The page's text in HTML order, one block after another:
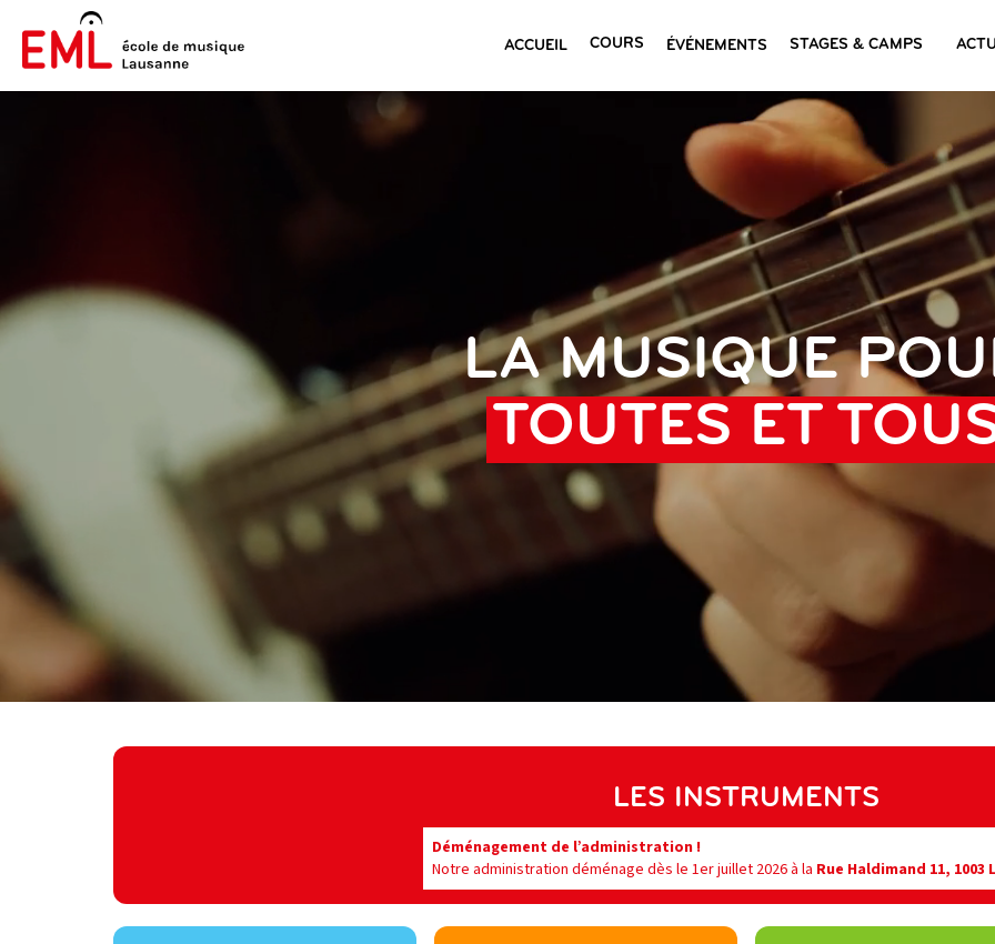
ACCUEIL COURS ÉVÉNEMENTS STAGES & CAMPS
LA MUSIQUE
TOUTES ET
LES INSTRUMENTS
Déménagement de l’administration !
Notre administration déménage dès le 1er juillet 2026 à la Rue Haldimand 11, 1003